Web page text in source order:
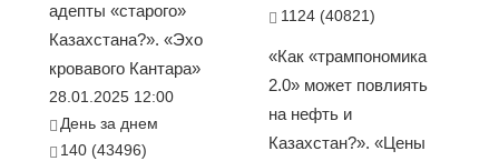
адепты «старого»
Казахстана?». «Эхо
кровавого Кантара»
28.01.2025 12:00
День за днем
140 (43496)
1124 (40821)
«Как «трампономика
2.0» может повлиять
на нефть и
Казахстан?». «Цены